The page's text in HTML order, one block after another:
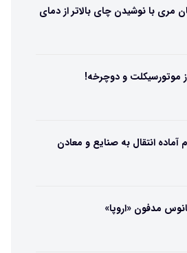
مری با نوشیدن چای بالاتر از دمای
موتورسیکلت و دوچرخه!
آماده انتقال به صنایع و معادن
مدفون «اروپا»